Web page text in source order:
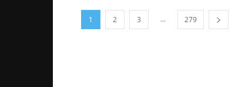
1 2 3 ... 279